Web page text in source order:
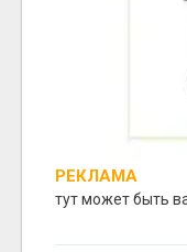
РЕКЛАМА
тут может быть